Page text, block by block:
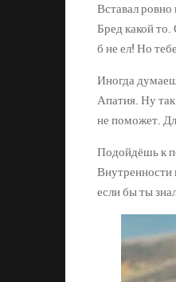
Вставал
Бред какой
б не ел! Но
Иногда
Апатия. Ну так
не поможет.
Подойдёшь к
если бы ты